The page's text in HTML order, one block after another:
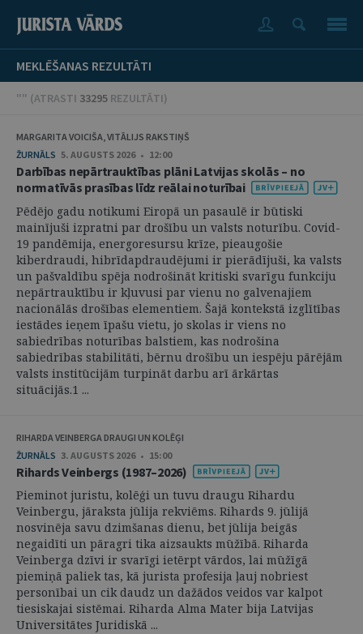
MEKLĒŠANAS REZULTĀTI
"" (ATRASTI 33295 REZULTĀTI)
MARGARITA VOICIŠA, VITĀLIJS RAKSTIŅŠ
ŽURNĀLS 5. AUGUSTS 2026 • 12:00
Darbības nepārtrauktības plāni Latvijas skolās – no
normatīvās prasības līdz reālai noturībai
Pēdējo gadu notikumi Eiropā un pasaulē ir būtiski
mainījuši izpratni par drošību un valsts noturību. Covid-
19 pandēmija, energoresursu krīze, pieaugošie
kiberdraudi, hibrīdapdraudējumi ir pierādījuši, ka valsts
un pašvaldību spēja nodrošināt kritiski svarīgu funkciju
nepārtrauktību ir kļuvusi par vienu no galvenajiem
nacionālās drošības elementiem. Šajā kontekstā izglītības
iestādes ieņem īpašu vietu, jo skolas ir viens no
sabiedrības noturības balstiem, kas nodrošina
sabiedrības stabilitāti, bērnu drošību un iespēju pārējām
valsts institūcijām turpināt darbu arī ārkārtas
situācijās.1 ...
RIHARDA VEINBERGA DRAUGI UN KOLĒĢI
ŽURNĀLS 3. AUGUSTS 2026 • 15:00
Rihards Veinbergs (1987–2026)
Pieminot juristu, kolēģi un tuvu draugu Rihardu
Veinbergu, jāraksta jūlija rekviēms. Rihards 9. jūlijā
nosvinēja savu dzimšanas dienu, bet jūlija beigās
negaidīti un pāragri tika aizsaukts mūžībā. Riharda
Veinberga dzīvi ir svarīgi ietērpt vārdos, lai mūžīgā
piemiņā paliek tas, kā jurista profesija ļauj nobriest
personībai un cik daudz un dažādos veidos var kalpot
tiesiskajai sistēmai. Riharda Alma Mater bija Latvijas
Universitātes Juridiskā ...